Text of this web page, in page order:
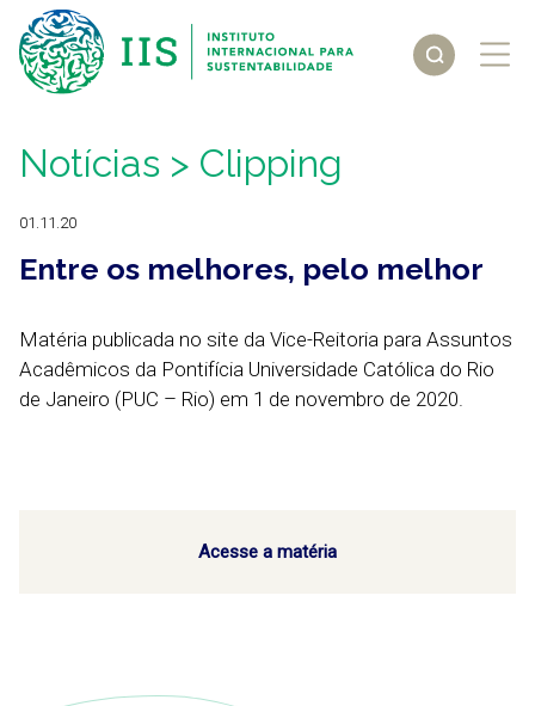
Notícias > Clipping
01.11.20
Entre os melhores, pelo melhor
Matéria publicada no site da Vice-Reitoria para Assuntos
Acadêmicos da Pontifícia Universidade Católica do Rio
de Janeiro (PUC – Rio) em 1 de novembro de 2020.
Acesse a matéria